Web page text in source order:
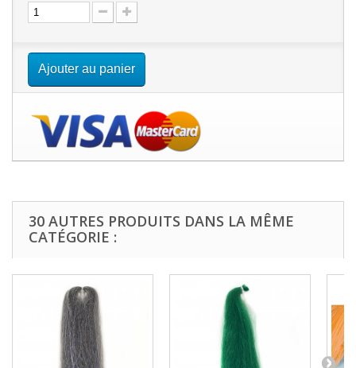
Ajouter au panier
30 AUTRES PRODUITS DANS LA MÊME
CATÉGORIE :